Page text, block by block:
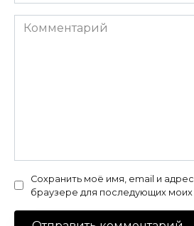
Комментарий
Сохранить моё имя, email и
браузере для последующих